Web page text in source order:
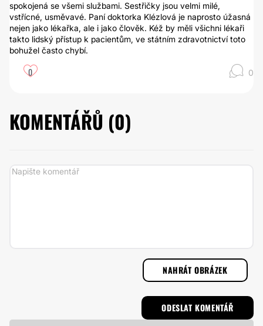
spokojená se všemi službami. Sestřičky jsou velmi milé,
vstřícné, usměvavé. Paní doktorka Klézlová je naprosto úžasná
nejen jako lékařka, ale i jako člověk. Kéž by měli všichni lékaři
takto lidský přístup k pacientům, ve státním zdravotnictví toto
bohužel často chybí.
0 0
KOMENTÁŘŮ (0)
NAHRÁT OBRÁZEK